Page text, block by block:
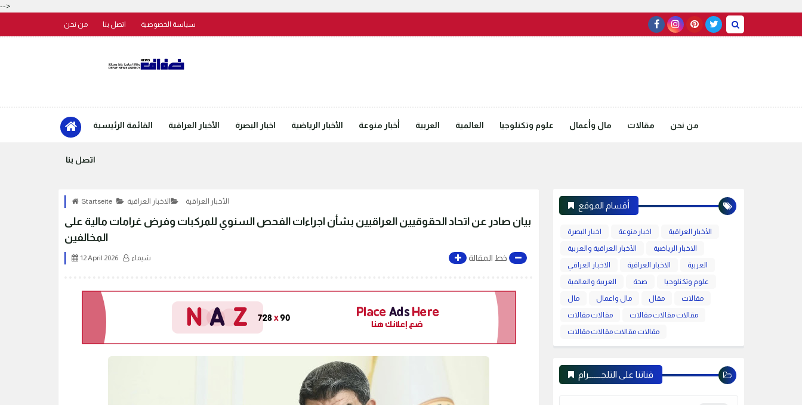
-->
من نحن اتصل بنا سياسة الخصوصية
القائمة الرئيسية الأخبار العراقية اخبار البصرة الأخبار الرياضية أخبار منوعة العربية العالمية علوم وتكنلوجيا مال وأعمال مقالات من نحن
اتصل بنا
Startseite الأخبار العراقية الاخبار العراقية
بيان صادر عن اتحاد الحقوقيين العراقيين بشأن اجراءات الفحص السنوي للمركبات وفرض غرامات مالية على
المخالفين
12 April 2026 شيماء خط المقالة
أقسام الموقع
اخبار البصرة اخبار منوعة
الأخبار العراقية
الأخبار العراقية والعربية
الاخبار الرياضية
الاخبار العراقي
الاخبار العراقية
العربية
العربية والعالمية
صحة
علوم وتكنلوجيا
مال
مال واعمال مقال
مقالات
مقالات مقالات
مقالات مقالات مقالات
مقالات مقالات مقالات مقالات
قناتنا على التلجـــــــرام